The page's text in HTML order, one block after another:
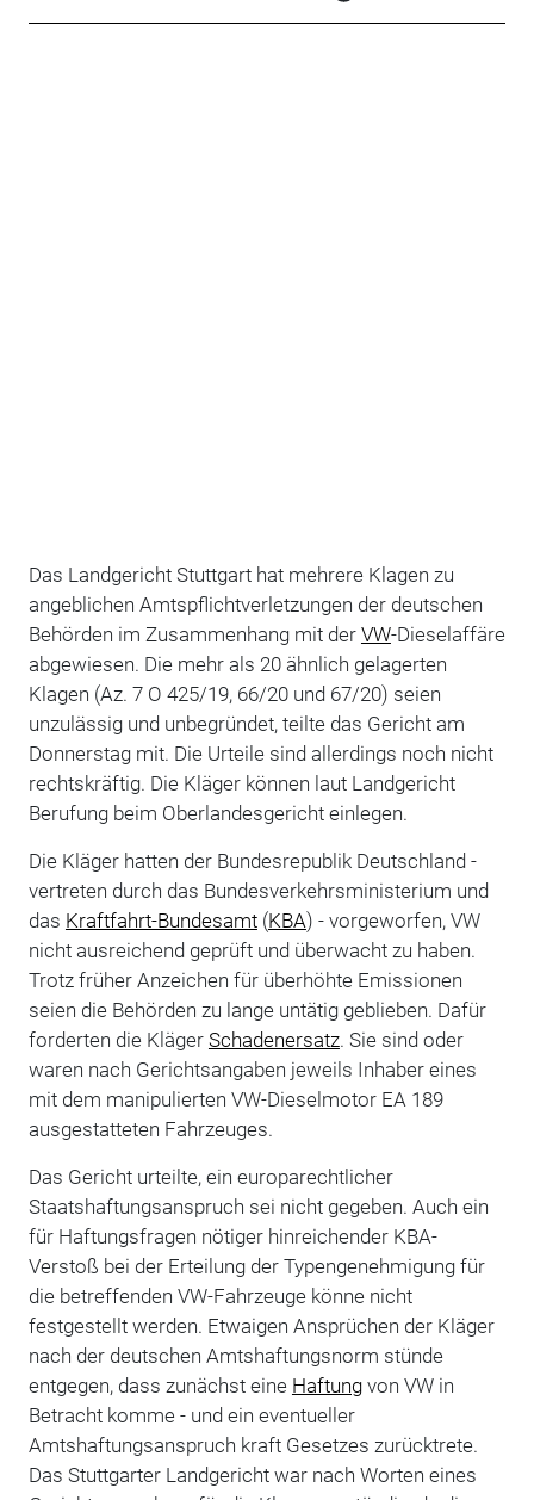
Das Landgericht Stuttgart hat mehrere Klagen zu
angeblichen Amtspflichtverletzungen der deutschen
Behörden im Zusammenhang mit der VW-Dieselaffäre
abgewiesen. Die mehr als 20 ähnlich gelagerten
Klagen (Az. 7 O 425/19, 66/20 und 67/20) seien
unzulässig und unbegründet, teilte das Gericht am
Donnerstag mit. Die Urteile sind allerdings noch nicht
rechtskräftig. Die Kläger können laut Landgericht
Berufung beim Oberlandesgericht einlegen.
Die Kläger hatten der Bundesrepublik Deutschland -
vertreten durch das Bundesverkehrsministerium und
das Kraftfahrt-Bundesamt(KBA) - vorgeworfen, VW
nicht ausreichend geprüft und überwacht zu haben.
Trotz früher Anzeichen für überhöhte Emissionen
seien die Behörden zu lange untätig geblieben. Dafür
forderten die Kläger Schadenersatz. Sie sind oder
waren nach Gerichtsangaben jeweils Inhaber eines
mit dem manipulierten VW-Dieselmotor EA 189
ausgestatteten Fahrzeuges.
Das Gericht urteilte, ein europarechtlicher
Staatshaftungsanspruch sei nicht gegeben. Auch ein
für Haftungsfragen nötiger hinreichender KBA-
Verstoß bei der Erteilung der Typengenehmigung für
die betreffenden VW-Fahrzeuge könne nicht
festgestellt werden. Etwaigen Ansprüchen der Kläger
nach der deutschen Amtshaftungsnorm stünde
entgegen, dass zunächst eine Haftungvon VW in
Betracht komme - und ein eventueller
Amtshaftungsanspruch kraft Gesetzes zurücktrete.
Das Stuttgarter Landgericht war nach Worten eines